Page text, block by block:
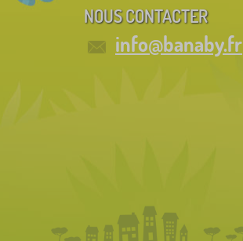
NOUS CONTACTER
info@banaby.fr